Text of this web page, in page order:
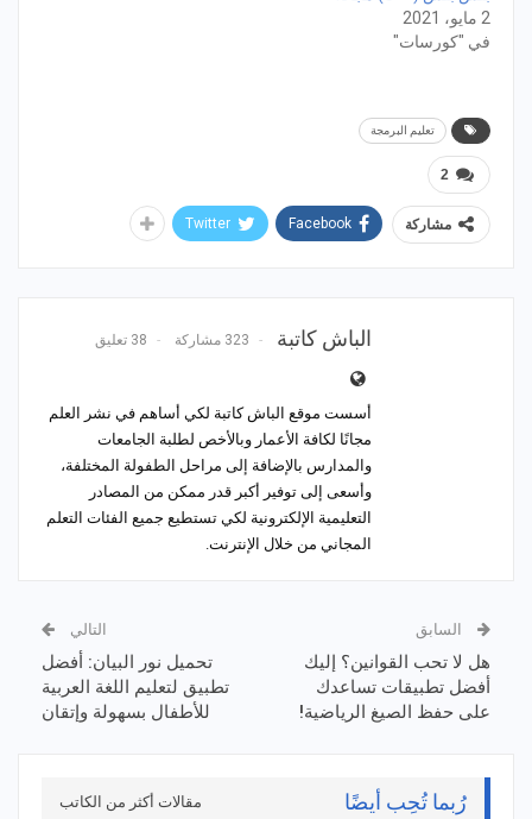
2 مايو، 2021
في "كورسات"
تعليم البرمجة
2
مشاركة Facebook
Twitter
الباش كاتبة 323 مشاركة 38 تعليق
أسست موقع الباش كاتبة لكي أساهم في نشر العلم
مجانًا لكافة الأعمار وبالأخص لطلبة الجامعات
والمدارس بالإضافة إلى مراحل الطفولة المختلفة،
وأسعى إلى توفير أكبر قدر ممكن من المصادر
التعليمية الإلكترونية لكي تستطيع جميع الفئات التعلم
المجاني من خلال الإنترنت.
السابق
هل لا تحب القوانين؟ إليك
أفضل تطبيقات تساعدك
على حفظ الصيغ الرياضية!
التالي
تحميل نور البيان: أفضل
تطبيق لتعليم اللغة العربية
للأطفال بسهولة وإتقان
رُبما تُحِب أيضًا مقالات أكثر من الكاتب